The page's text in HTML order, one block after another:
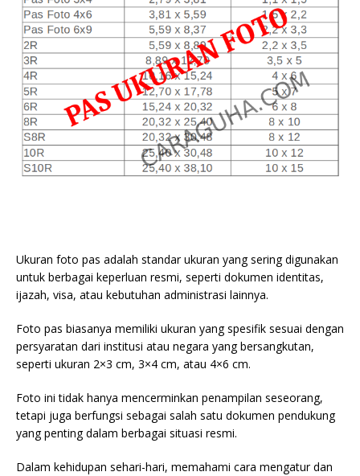
Ukuran foto pas adalah standar ukuran yang sering digunakan
untuk berbagai keperluan resmi, seperti dokumen identitas,
ijazah, visa, atau kebutuhan administrasi lainnya.
Foto pas biasanya memiliki ukuran yang spesifik sesuai dengan
persyaratan dari institusi atau negara yang bersangkutan,
seperti ukuran 2×3 cm, 3×4 cm, atau 4×6 cm.
Foto ini tidak hanya mencerminkan penampilan seseorang,
tetapi juga berfungsi sebagai salah satu dokumen pendukung
yang penting dalam berbagai situasi resmi.
Dalam kehidupan sehari-hari, memahami cara mengatur dan